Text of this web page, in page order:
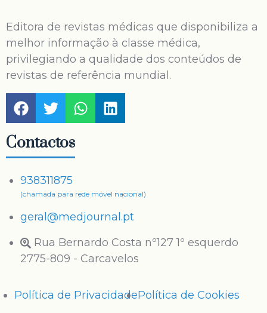
Editora de revistas médicas que disponibiliza a
melhor informação à classe médica,
privilegiando a qualidade dos conteúdos de
revistas de referência mundial.
Contactos
938311875
(chamada para rede móvel nacional)
geral@medjournal.pt
Rua Bernardo Costa nº127 1º esquerdo
2775-809 - Carcavelos
Política de PrivacidadePolítica de Cookies